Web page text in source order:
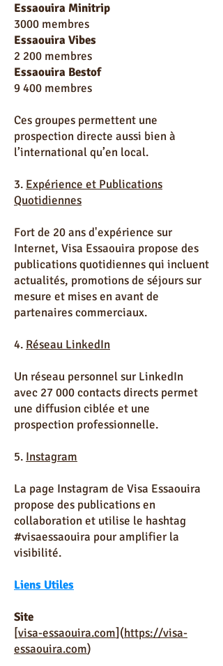
Essaouira Minitrip
3000 membres
Essaouira Vibes
2 200 membres
Essaouira Bestof
9 400 membres
Ces groupes permettent une
prospection directe aussi bien à
l’international qu’en local.
3. Expérience et Publications
Quotidiennes
Fort de 20 ans d'expérience sur
Internet, Visa Essaouira propose des
publications quotidiennes qui incluent
actualités, promotions de séjours sur
mesure et mises en avant de
partenaires commerciaux.
4. Réseau LinkedIn
Un réseau personnel sur LinkedIn
avec 27 000 contacts directs permet
une diffusion ciblée et une
prospection professionnelle.
5. Instagram
La page Instagram de Visa Essaouira
propose des publications en
collaboration et utilise le hashtag
#visaessaouira pour amplifier la
visibilité.
Liens Utiles
Site
[visa-essaouira.com](https://visa-
essaouira.com)